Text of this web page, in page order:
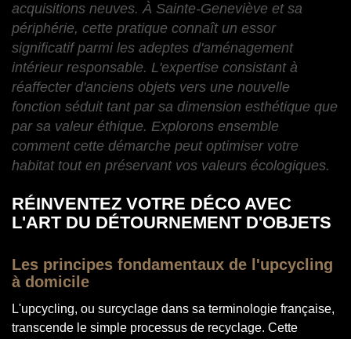
acquisitions neuves. À Sainte-Geneviève et sa
périphérie, cette pratique connaît un essor
significatif parmi les adeptes d'aménagement
intérieur responsable. L'expertise consistant à
réaffecter d'anciens objets vers une nouvelle
fonction séduit tant par sa dimension esthétique que
par sa valeur éthique. Explorons ensemble
comment cette démarche peut optimiser votre
habitat tout en préservant vos valeurs écologiques.
RÉINVENTEZ VOTRE DÉCO AVEC
L'ART DU DÉTOURNEMENT D'OBJETS
Les principes fondamentaux de l'upcycling
à domicile
L'upcycling, ou surcyclage dans sa terminologie française,
transcende le simple processus de recyclage. Cette